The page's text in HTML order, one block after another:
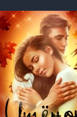
ЯЧМЕНЕВА